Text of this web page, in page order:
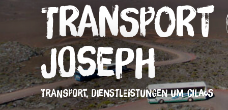
Transport
Joseph
TRANSPORT,DIENSTLEISTUNGEN UM CILAOS